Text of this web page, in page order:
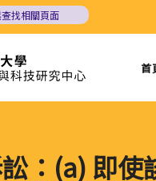
查找相關頁面
首
：(a) 即